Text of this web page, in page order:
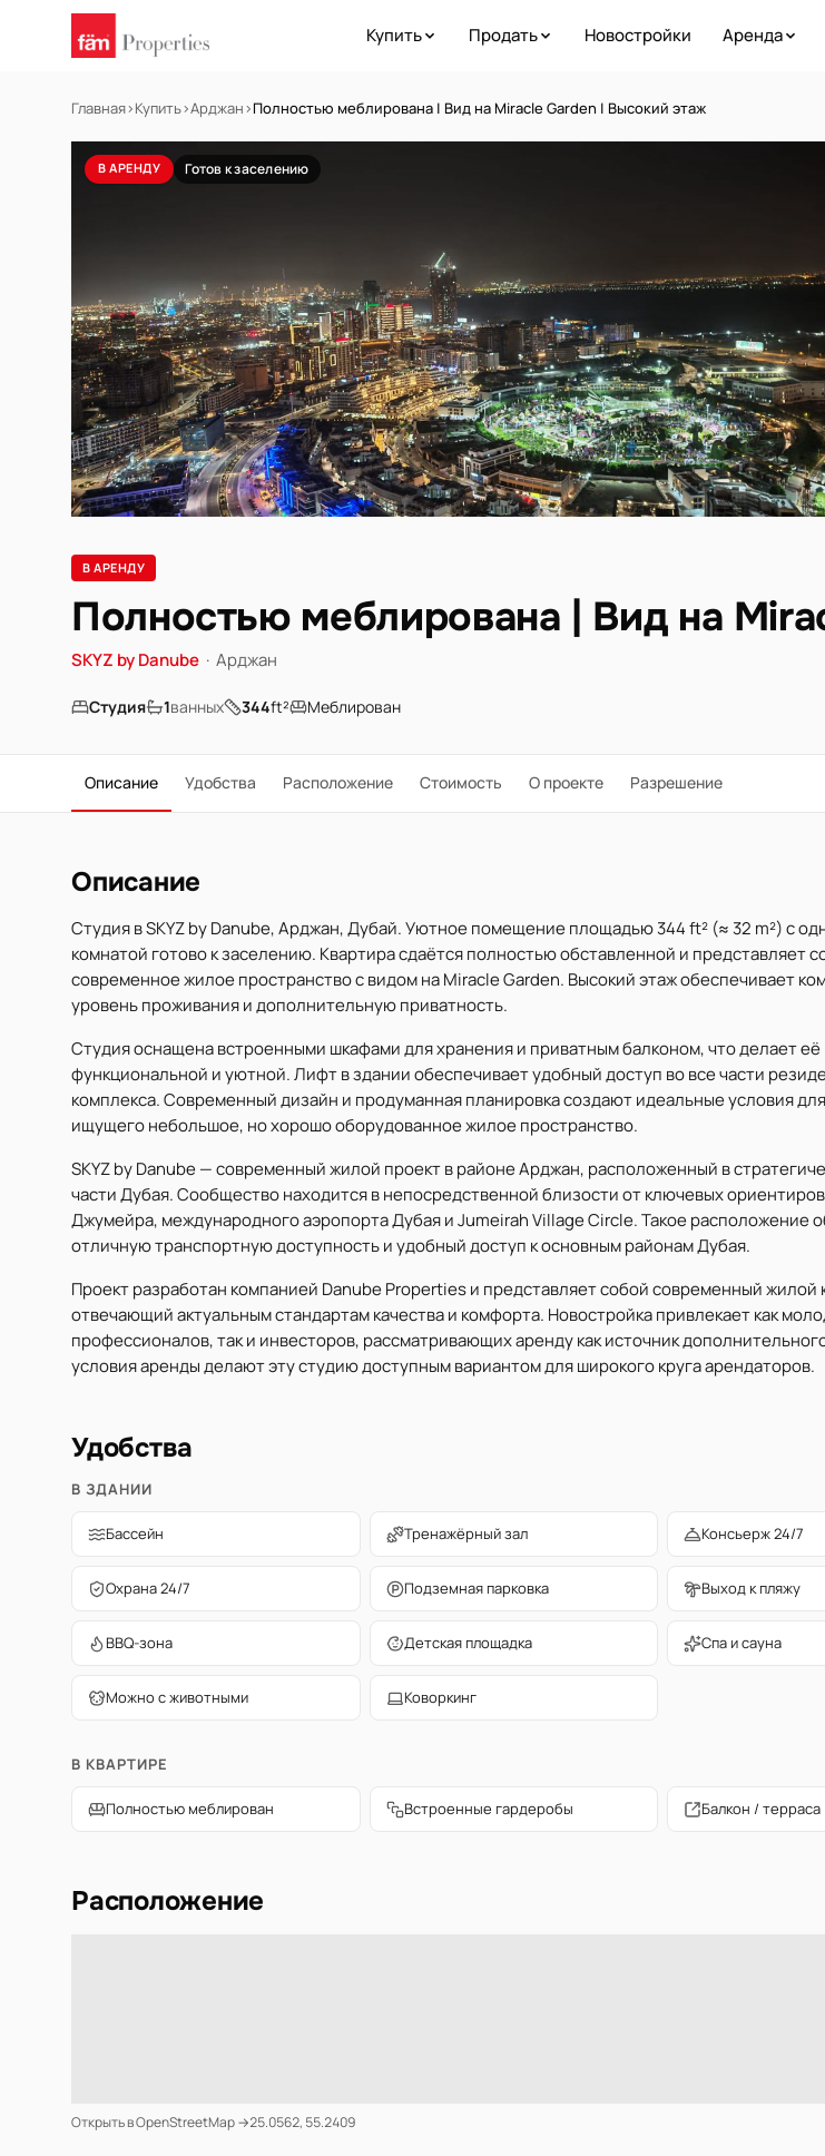
Купить Продать Новостройки Аренда
Главная›Купить›Арджан›Полностью меблирована | Вид на Miracle Garden | Высокий этаж
В АРЕНДУ Готов к заселению
В АРЕНДУ
Полностью меблирована | Вид на
SKYZ by Danube · Арджан
Студия 1ванных 344ft² Меблирован
Описание Удобства Расположение Стоимость О проекте Разрешение
Описание
Студия в SKYZ by Danube, Арджан, Дубай. Уютное помещение площадью 344 ft² (≈ 32 m²) с
комнатой готово к заселению. Квартира сдаётся полностью обставленной и представляет
современное жилое пространство с видом на Miracle Garden. Высокий этаж обеспечивает
уровень проживания и дополнительную приватность.
Студия оснащена встроенными шкафами для хранения и приватным балконом, что делает её
функциональной и уютной. Лифт в здании обеспечивает удобный доступ во все части
комплекса. Современный дизайн и продуманная планировка создают идеальные условия
ищущего небольшое, но хорошо оборудованное жилое пространство.
SKYZ by Danube — современный жилой проект в районе Арджан, расположенный в
части Дубая. Сообщество находится в непосредственной близости от ключевых
Джумейра, международного аэропорта Дубая и Jumeirah Village Circle. Такое расположение
отличную транспортную доступность и удобный доступ к основным районам Дубая.
Проект разработан компанией Danube Properties и представляет собой современный жилой
отвечающий актуальным стандартам качества и комфорта. Новостройка привлекает как
профессионалов, так и инвесторов, рассматривающих аренду как источник
условия аренды делают эту студию доступным вариантом для широкого круга арендаторов.
Удобства
В ЗДАНИИ
Бассейн Тренажёрный зал Консьерж 24/7
Охрана 24/7 Подземная парковка Выход к пляжу
BBQ-зона Детская площадка Спа и сауна
Можно с животными Коворкинг
В КВАРТИРЕ
Полностью меблирован Встроенные гардеробы Балкон / терраса
Расположение
Открыть в OpenStreetMap →25.0562, 55.2409